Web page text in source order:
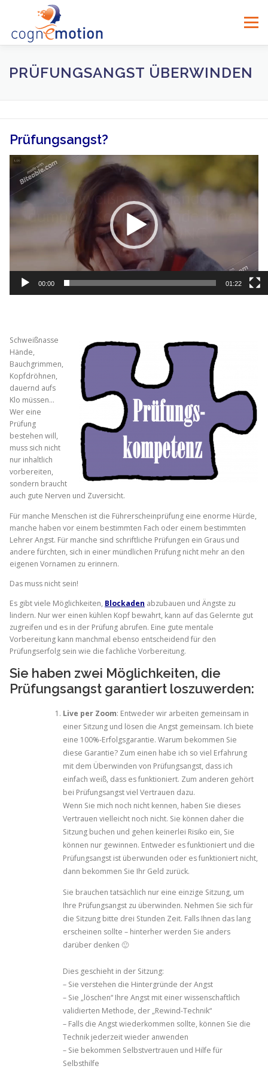
springen
Menü
PRÜFUNGSANGST ÜBERWINDEN
Prüfungsangst?
Video-
Player
00:00 01:22
Schweißnasse
Hände,
Bauchgrimmen,
Kopfdröhnen,
dauernd aufs
Klo müssen…
Wer eine
Prüfung
bestehen will,
muss sich nicht
nur inhaltlich
vorbereiten,
sondern braucht
auch gute Nerven und Zuversicht.
Für manche Menschen ist die Führerscheinprüfung eine enorme Hürde,
manche haben vor einem bestimmten Fach oder einem bestimmten
Lehrer Angst. Für manche sind schriftliche Prüfungen ein Graus und
andere fürchten, sich in einer mündlichen Prüfung nicht mehr an den
eigenen Vornamen zu erinnern.
Das muss nicht sein!
Es gibt viele Möglichkeiten, Blockaden abzubauen und Ängste zu
lindern. Nur wer einen kühlen Kopf bewahrt, kann auf das Gelernte gut
zugreifen und es in der Prüfung abrufen. Eine gute mentale
Vorbereitung kann manchmal ebenso entscheidend für den
Prüfungserfolg sein wie die fachliche Vorbereitung.
Sie haben zwei Möglichkeiten, die
Prüfungsangst garantiert loszuwerden:
Live per Zoom: Entweder wir arbeiten gemeinsam in
einer Sitzung und lösen die Angst gemeinsam. Ich biete
eine 100%-Erfolgsgarantie. Warum bekommen Sie
diese Garantie? Zum einen habe ich so viel Erfahrung
mit dem Überwinden von Prüfungsangst, dass ich
einfach weiß, dass es funktioniert. Zum anderen gehört
bei Prüfungsangst viel Vertrauen dazu.
Wenn Sie mich noch nicht kennen, haben Sie dieses
Vertrauen vielleicht noch nicht. Sie können daher die
Sitzung buchen und gehen keinerlei Risiko ein, Sie
können nur gewinnen. Entweder es funktioniert und die
Prüfungsangst ist überwunden oder es funktioniert nicht,
dann bekommen Sie Ihr Geld zurück.
Sie brauchen tatsächlich nur eine einzige Sitzung, um
Ihre Prüfungsangst zu überwinden. Nehmen Sie sich für
die Sitzung bitte drei Stunden Zeit. Falls Ihnen das lang
erscheinen sollte – hinterher werden Sie anders
darüber denken 🙂
Dies geschieht in der Sitzung:
– Sie verstehen die Hintergründe der Angst
– Sie „löschen“ Ihre Angst mit einer wissenschaftlich
validierten Methode, der „Rewind-Technik“
– Falls die Angst wiederkommen sollte, können Sie die
Technik jederzeit wieder anwenden
– Sie bekommen Selbstvertrauen und Hilfe für
Selbsthilfe